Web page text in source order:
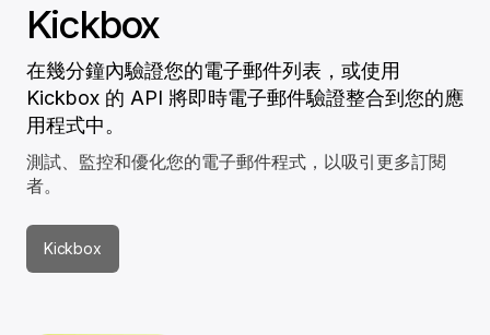
Kickbox
在幾分鐘內驗證您的電子郵件列表，或使用
Kickbox 的 API 將即時電子郵件驗證整合到您的應
用程式中。
測試、監控和優化您的電子郵件程式，以吸引更多訂閱
者。
Kickbox